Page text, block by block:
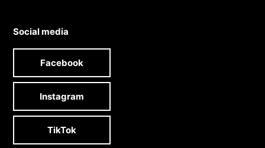
Social media
Facebook
Instagram
TikTok